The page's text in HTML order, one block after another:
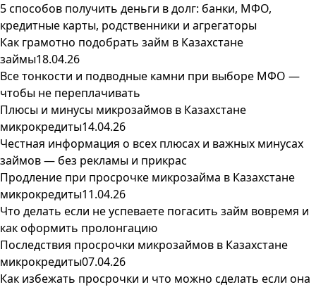
5 способов получить деньги в долг: банки, МФО,
кредитные карты, родственники и агрегаторы
Как грамотно подобрать займ в Казахстане
займы18.04.26
Все тонкости и подводные камни при выборе МФО —
чтобы не переплачивать
Плюсы и минусы микрозаймов в Казахстане
микрокредиты14.04.26
Честная информация о всех плюсах и важных минусах
займов — без рекламы и прикрас
Продление при просрочке микрозайма в Казахстане
микрокредиты11.04.26
Что делать если не успеваете погасить займ вовремя и
как оформить пролонгацию
Последствия просрочки микрозаймов в Казахстане
микрокредиты07.04.26
Как избежать просрочки и что можно сделать если она